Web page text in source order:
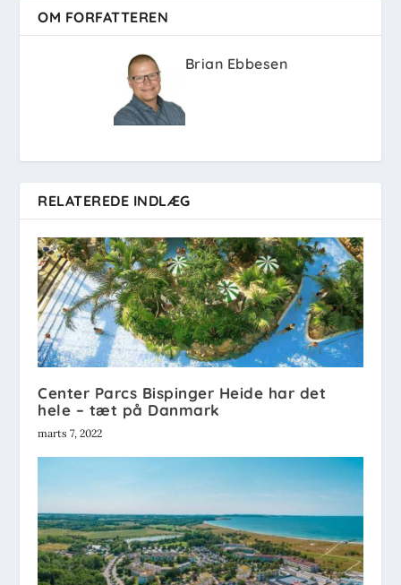
OM FORFATTEREN
Brian Ebbesen
RELATEREDE INDLÆG
Center Parcs Bispinger Heide har det
hele – tæt på Danmark
marts 7, 2022